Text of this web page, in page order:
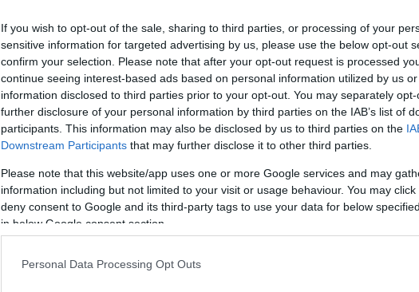
If you wish to opt-out of the sale, sharing to third parties, or processing of your
sensitive information for targeted advertising by us, please use the below opt-out
confirm your selection. Please note that after your opt-out request is processed
continue seeing interest-based ads based on personal information utilized by us
information disclosed to third parties prior to your opt-out. You may separately
further disclosure of your personal information by third parties on the IAB’s list of
participants. This information may also be disclosed by us to third parties on the
Downstream Participants that may further disclose it to other third parties.
Please note that this website/app uses one or more Google services and may
information including but not limited to your visit or usage behaviour. You may
deny consent to Google and its third-party tags to use your data for below
in below Google consent section.
Personal Data Processing Opt Outs